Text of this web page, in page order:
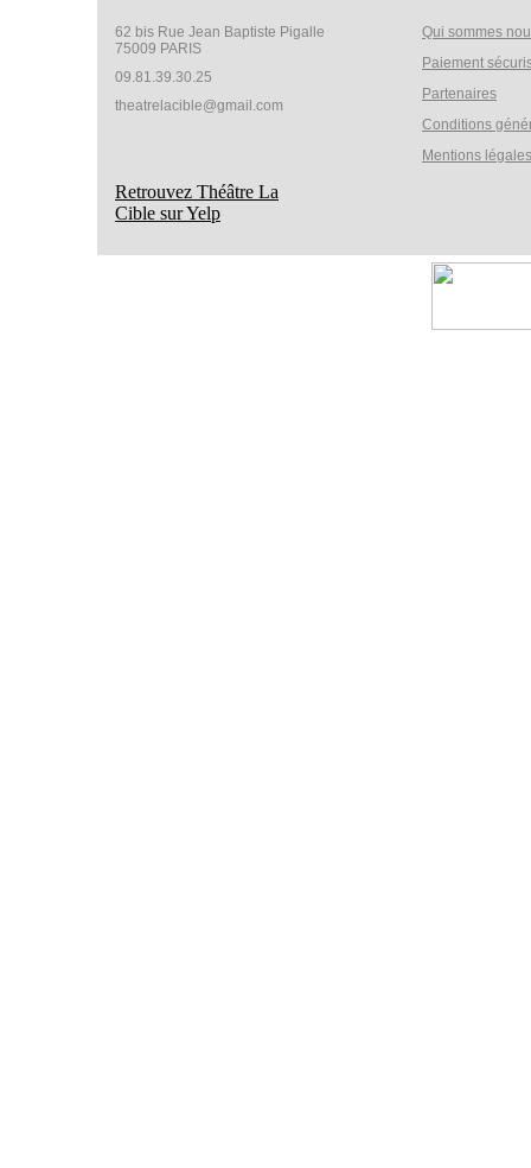
62 bis Rue Jean Baptiste Pigalle
75009 PARIS
09.81.39.30.25
theatrelacible@gmail.com
Retrouvez Théâtre La
Cible sur Yelp
Qui sommes
Paiement
Partenaires
Conditions
Mentions légales